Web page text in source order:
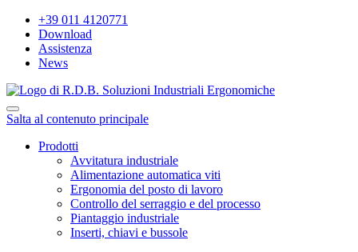
+39 011 4120771
Download
Assistenza
News
Salta al contenuto principale
Prodotti
Avvitatura industriale
Alimentazione automatica viti
Ergonomia del posto di lavoro
Controllo del serraggio e del processo
Piantaggio industriale
Inserti, chiavi e bussole